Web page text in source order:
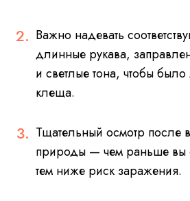
Важно надевать
длинные рукава,
и светлые тона, чтобы
клеща.
Тщательный осмотр после
природы — чем раньше вы
тем ниже риск заражения.